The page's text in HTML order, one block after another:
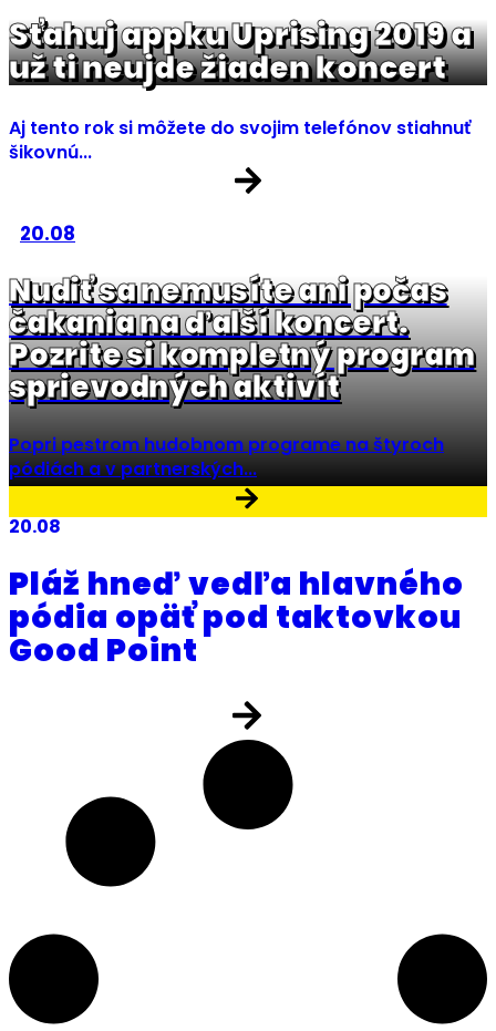
Sťahuj appku Uprising 2019 a
už ti neujde žiaden koncert
Aj tento rok si môžete do svojim telefónov stiahnuť
šikovnú...
20.08
Nudiť sa nemusíte ani počas
čakania na ďalší koncert.
Pozrite si kompletný program
sprievodných aktivít
Popri pestrom hudobnom programe na štyroch
pódiách a v partnerských...
20.08
Pláž hneď vedľa hlavného
pódia opäť pod taktovkou
Good Point